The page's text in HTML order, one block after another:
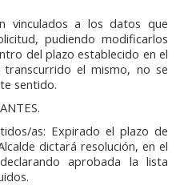
vinculados a los datos que
pudiendo modificarlos
del plazo establecido en el
el mismo, no se
sentido.
as: Expirado el plazo de
dictará resolución, en el
aprobada la lista